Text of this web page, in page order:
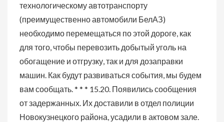
технологическому автотранспорту
(преимущественно автомобили БелАЗ)
необходимо перемещаться по этой дороге, как
для того, чтобы перевозить добытый уголь на
обогащение и отгрузку, так и для дозаправки
машин. Как будут развиваться события, мы будем
вам сообщать. * * * 15.20. Появились сообщения
от задержанных. Их доставили в отдел полиции
Новокузнецкого района, усадили в актовом зале.